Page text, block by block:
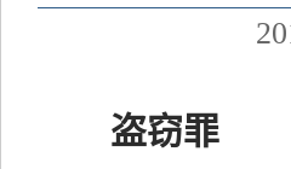
盗窃罪